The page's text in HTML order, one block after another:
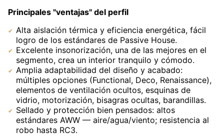
Principales "ventajas" del perfil
Alta aislación térmica y eficiencia energética, fácil
logro de los estándares de Passive House.
Excelente insonorización, una de las mejores en el
segmento, crea un interior tranquilo y cómodo.
Amplia adaptabilidad del diseño y acabado:
múltiples opciones (Functional, Deco, Renaissance),
elementos de ventilación ocultos, esquinas de
vidrio, motorización, bisagras ocultas, barandillas.
Sellado y protección bien pensados: altos
estándares AWW — aire/agua/viento; resistencia al
robo hasta RC3.